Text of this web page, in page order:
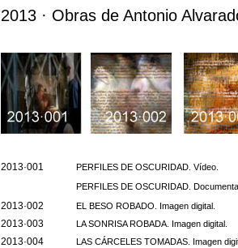
2013 · Obras de Antonio
2013·001
PERFILES DE OSCURIDAD. Vídeo.
PERFILES DE OSCURIDAD.
2013·002 EL BESO ROBADO. Imagen digital.
2013·003 LA SONRISA ROBADA. Imagen digital.
2013·004 LAS CÁRCELES TOMADAS. Imagen